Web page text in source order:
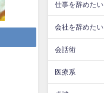
仕事を辞めたい
会社を辞めたい
会話術
医療系